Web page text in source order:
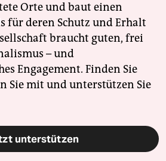
Orte und baut einen
für deren Schutz und Erhalt
braucht guten, frei
– und
Engagement. Finden Sie
Sie mit und unterstützen Sie
unterstützen